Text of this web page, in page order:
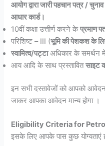
आयोग द्वारा जारी पहचान पत्र /
आधार कार्ड।
10वीं कक्षा उत्तीर्ण करने केप्रमाण
परिशिष्ट – III (भूमि की पेशकश के
स्वामित्व/पट्टाअधिकार के समर्थन
आय आदि के साथ प्रस्तावितसाइट
इन सभी दस्तावेजों को आपको
जाकर आपका आवेदन मान्य होगा ।
Eligibility Criteria for
इसके लिए आपके पास कुछ योग्यताएं